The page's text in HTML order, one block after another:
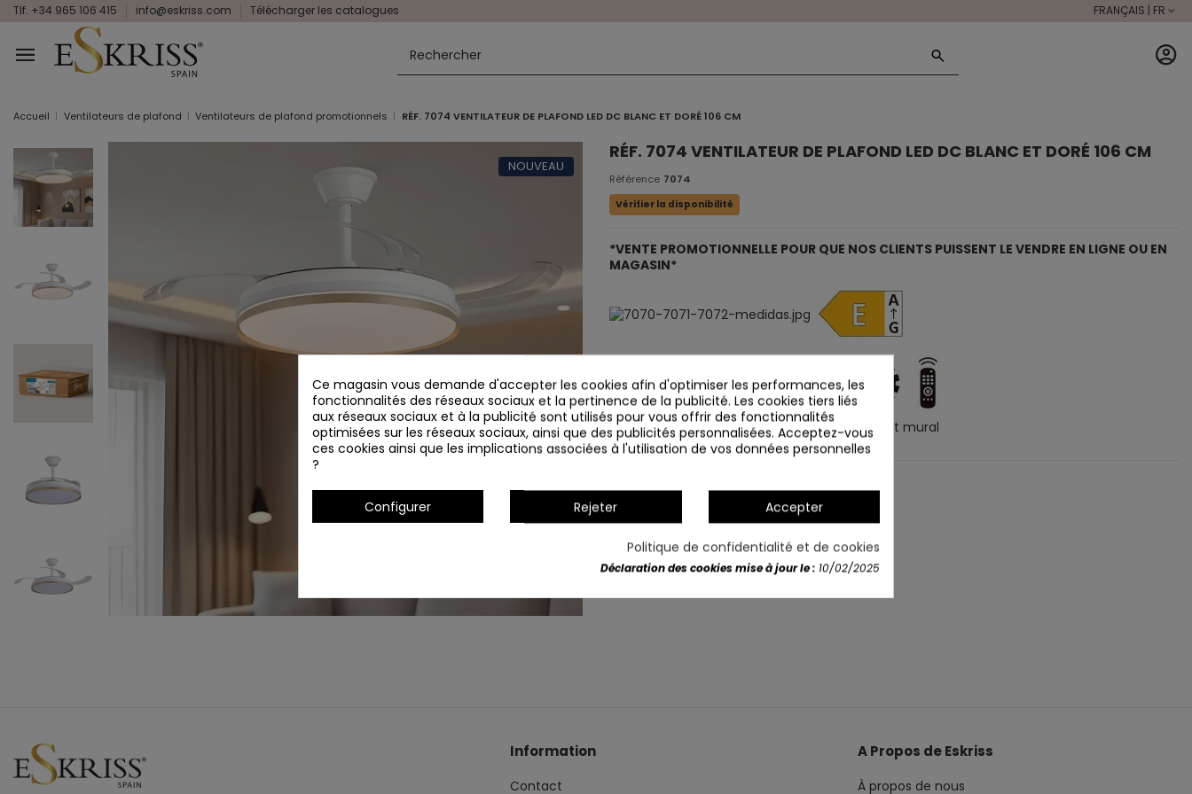
Tlf. +34 965 106 415 info@eskriss.com Télécharger les catalogues FRANÇAIS | FR
Accueil Ventilateurs de plafond Ventilateurs de plafond promotionnels RÉF. 7074 VENTILATEUR DE PLAFOND LED DC BLANC ET DORÉ 106 CM
NOUVEAU
RÉF. 7074 VENTILATEUR DE PLAFOND LED DC BLANC ET DORÉ 106 CM
Référence 7074
Vérifier la disponibilité
*VENTE PROMOTIONNELLE POUR QUE NOS CLIENTS PUISSENT LE VENDRE EN LIGNE OU EN
MAGASIN*
** Comprend également récepteur et support mural
Détails du produit
Information
Contact
A Propos de Eskriss
À propos de nous
Ce magasin vous demande d'accepter les cookies afin d'optimiser les performances, les
fonctionnalités des réseaux sociaux et la pertinence de la publicité. Les cookies tiers liés
aux réseaux sociaux et à la publicité sont utilisés pour vous offrir des fonctionnalités
optimisées sur les réseaux sociaux, ainsi que des publicités personnalisées. Acceptez-vous
ces cookies ainsi que les implications associées à l'utilisation de vos données personnelles
?
Configurer Rejeter Accepter
Politique de confidentialité et de cookies
Déclaration des cookies mise à jour le : 10/02/2025